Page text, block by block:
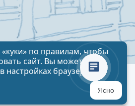
персональных данных
по правилам, чтобы
сайт. Вы можете
настройках браузера
Ясно